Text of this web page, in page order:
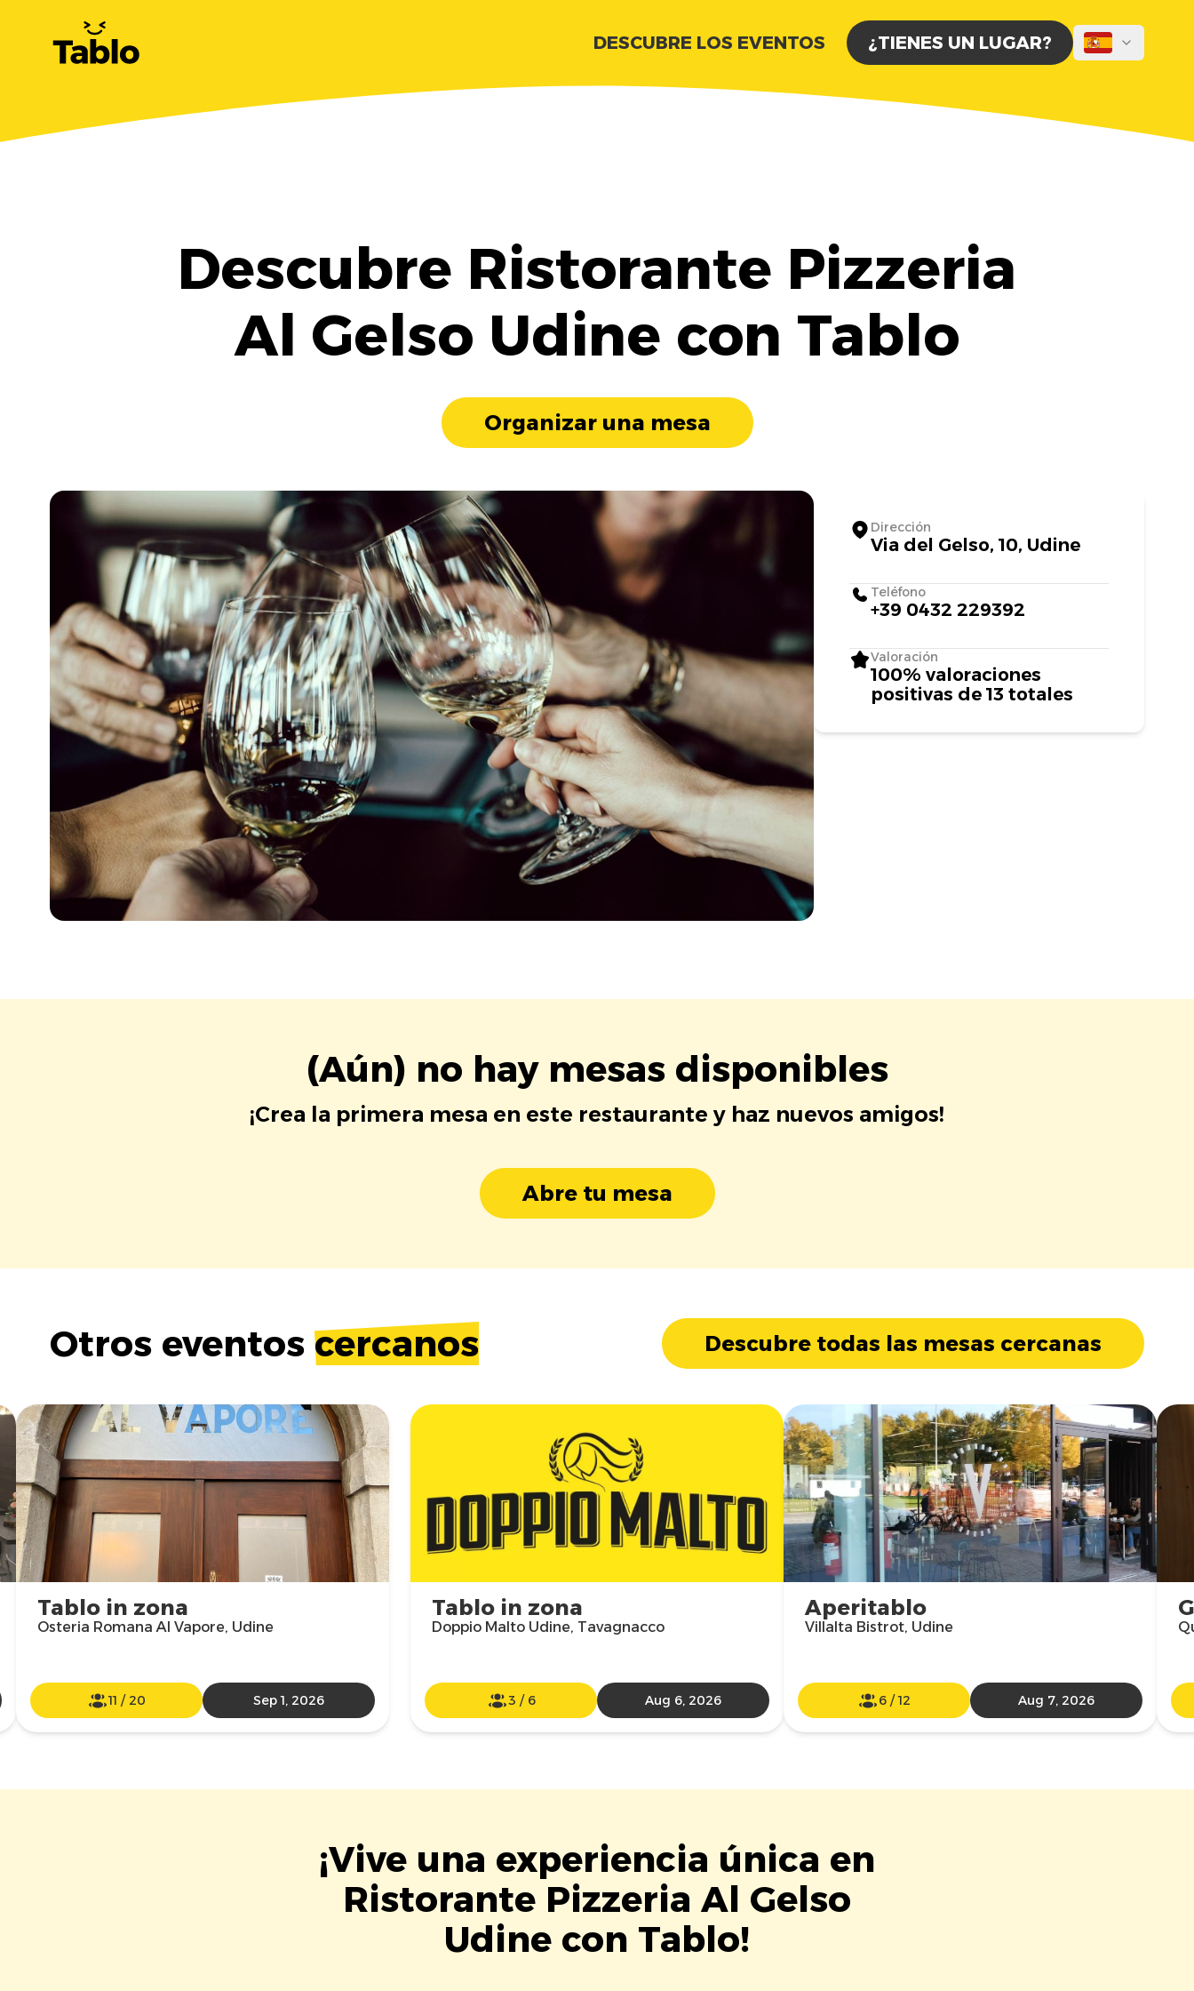
DESCUBRE LOS EVENTOS ¿TIENES UN LUGAR?
Descubre Ristorante Pizzeria
Al Gelso Udine con Tablo
Organizar una mesa
Dirección
Via del Gelso, 10, Udine
Teléfono
+39 0432 229392
Valoración
100% valoraciones
positivas de 13 totales
(Aún) no hay mesas disponibles
¡Crea la primera mesa en este restaurante y haz nuevos amigos!
Abre tu mesa
Otros eventos cercanos Descubre todas las mesas cercanas
Tablo in zona
Doppio Malto Udine, Tavagnacco
3 / 6 Aug 6, 2026
Aperitablo
Villalta Bistrot, Udine
6 /12 Aug 7, 2026
Tablo in zona
Osteria Romana Al Vapore, Udine
11 / 20 Sep 1, 2026
¡Vive una experiencia única en
Ristorante Pizzeria Al Gelso
Udine con Tablo!